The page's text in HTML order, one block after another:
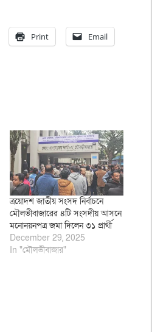
Print Email
ত্রয়োদশ জাতীয় সংসদ নির্বাচনে
মৌলভীবাজারের ৪টি সংসদীয় আসনে
মনোনয়নপত্র জমা দিলেন ৩১ প্রার্থী
December 29, 2025
In "মৌলভীবাজার"